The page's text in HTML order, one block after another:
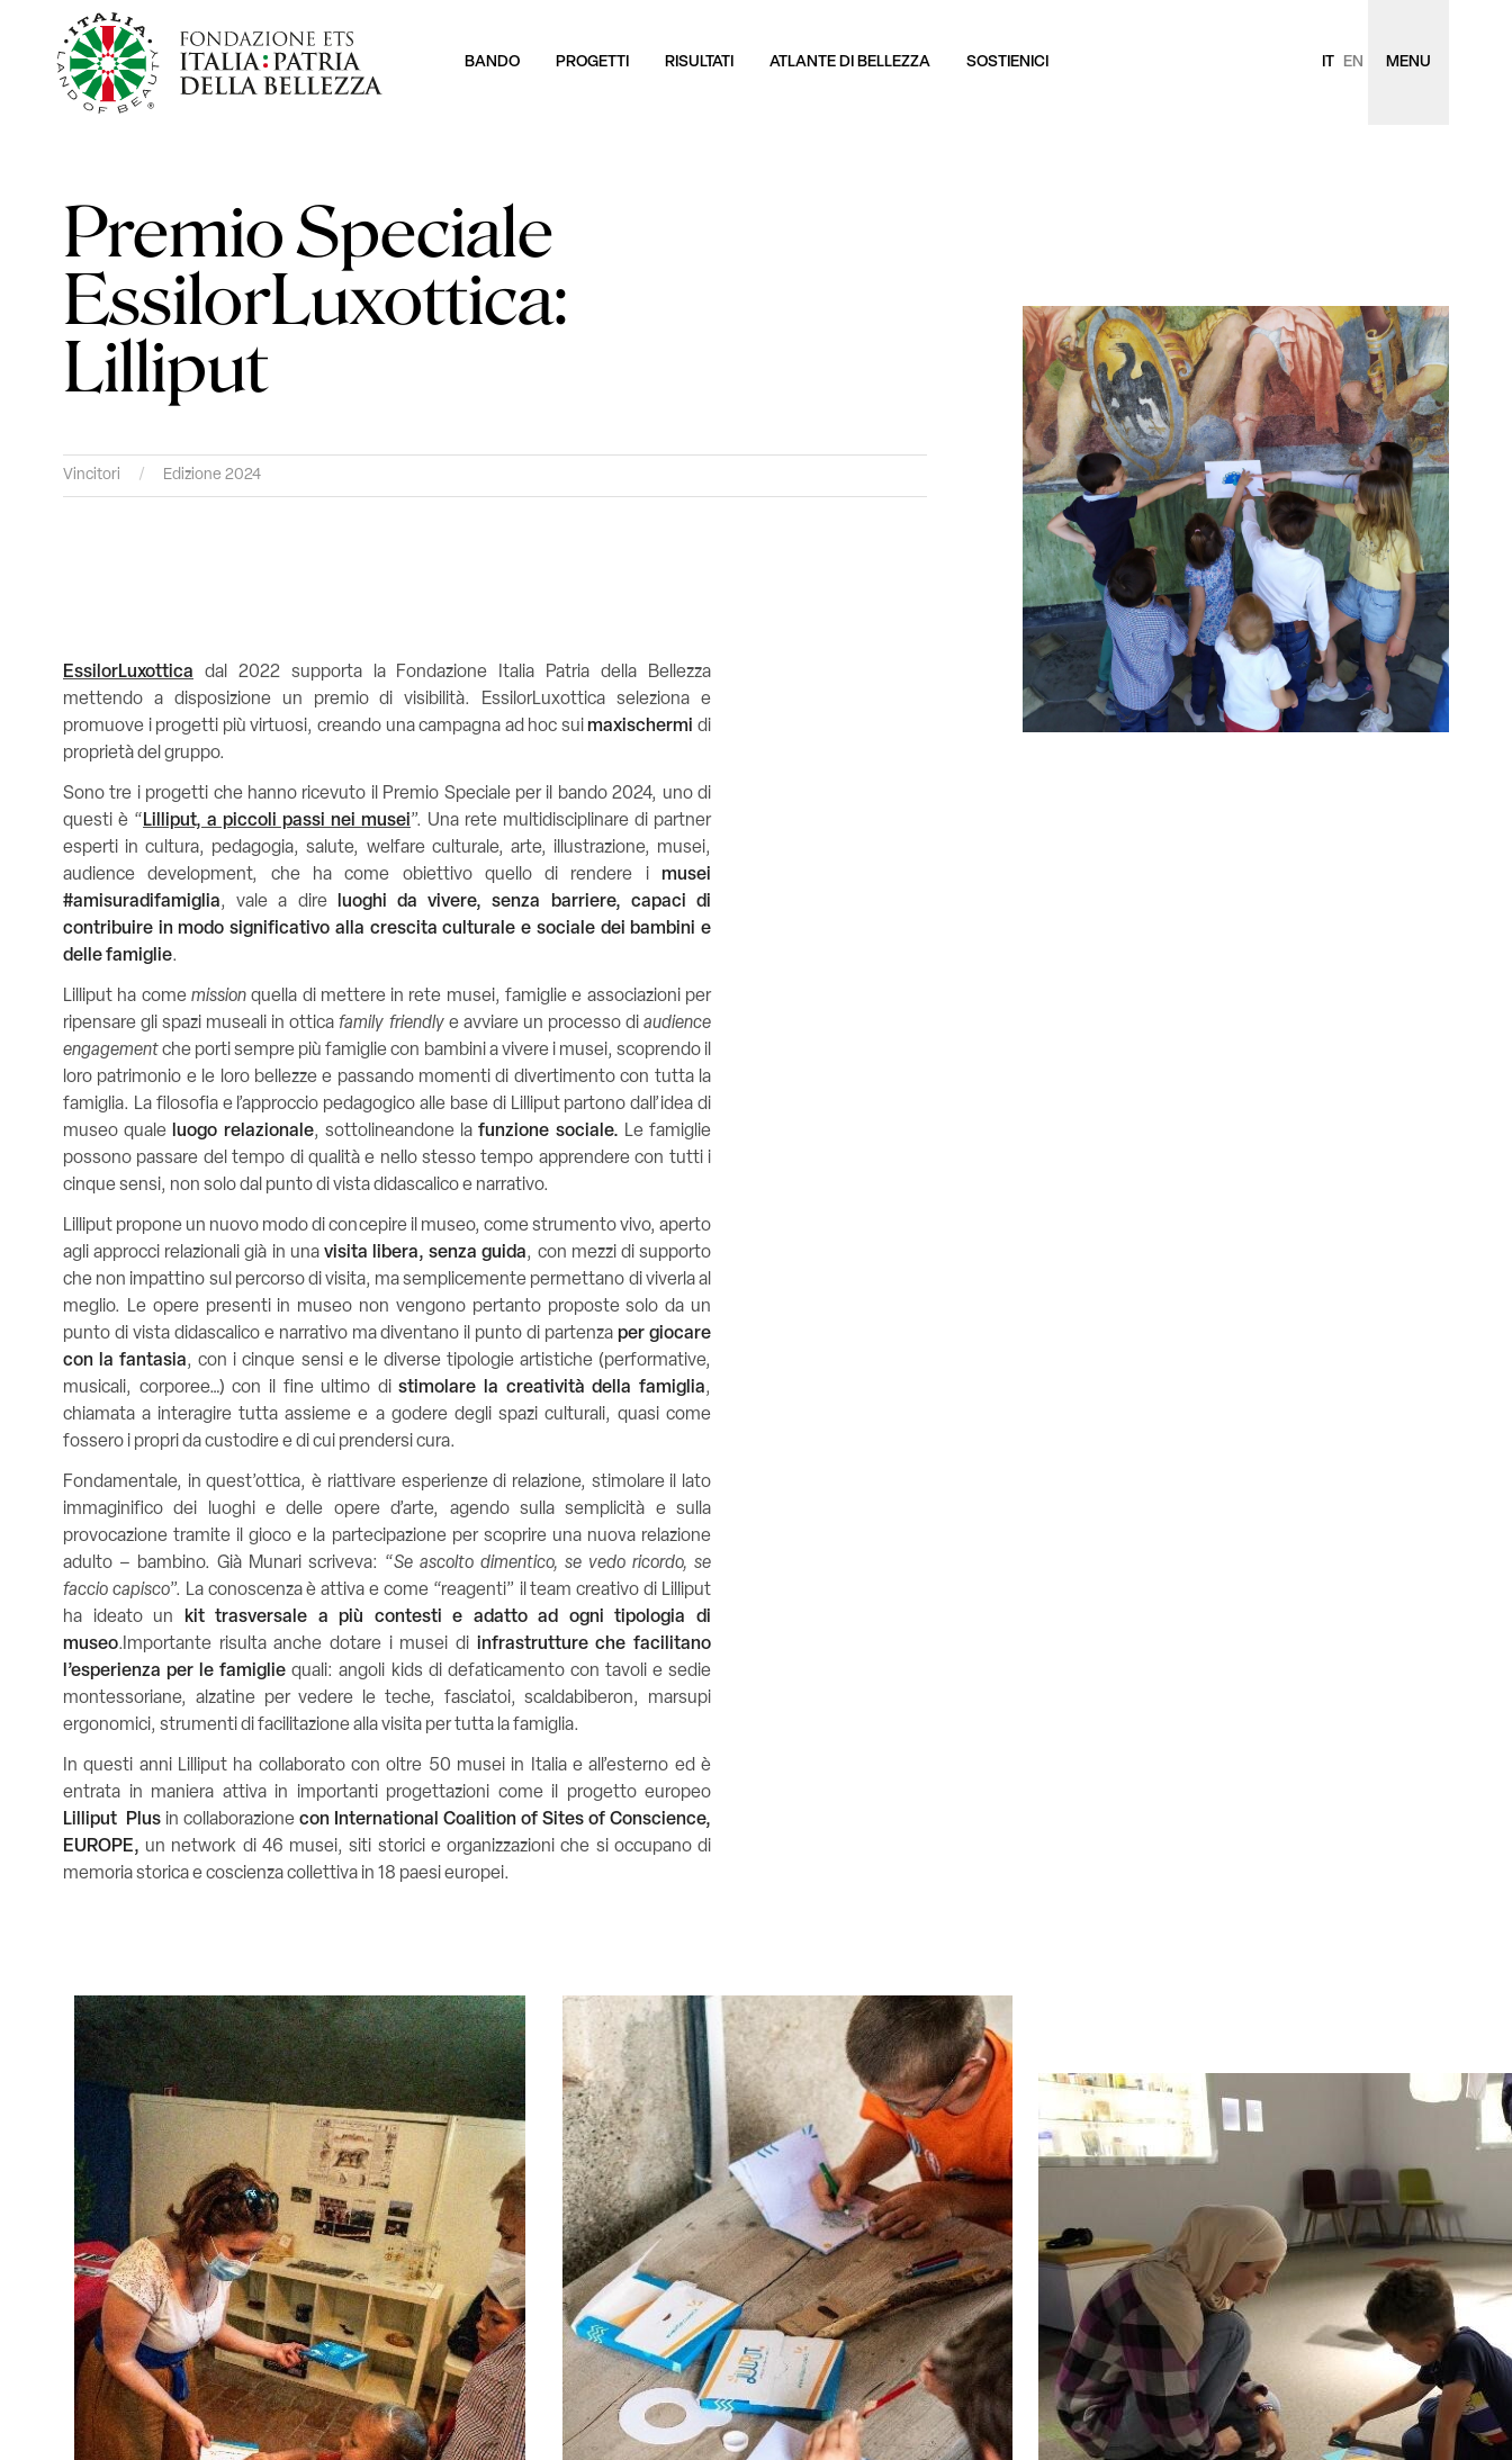
BANDO PROGETTI RISULTATI ATLANTE DI BELLEZZA SOSTIENICI IT EN MENU
Premio Speciale
EssilorLuxottica:
Lilliput
Vincitori / Edizione 2024
EssilorLuxottica dal 2022 supporta la Fondazione Italia Patria della Bellezza
mettendo a disposizione un premio di visibilità. EssilorLuxottica seleziona e
promuove i progetti più virtuosi, creando una campagna ad hoc suimaxischermi di
proprietà del gruppo.
Sono tre i progetti che hanno ricevuto il Premio Speciale per il bando 2024, uno di
questi è “ Lilliput, a piccoli passi nei musei”. Una rete multidisciplinare di partner
esperti in cultura, pedagogia, salute, welfare culturale, arte, illustrazione, musei,
audience development, che ha come obiettivo quello di rendere i musei
#amisuradifamiglia, vale a dire
luoghi da vivere, senza barriere, capaci di
contribuire in modo significativo alla crescita culturale e sociale dei bambini e
delle famiglie.
Lilliput ha come missionquella di mettere in rete musei, famiglie e associazioni per
ripensare gli spazi museali in ottica family friendlye avviare un processo diaudience
engagementche porti sempre più famiglie con bambini a vivere i musei, scoprendo il
loro patrimonio e le loro bellezze e passando momenti di divertimento con tutta la
famiglia. La filosofia e l’approccio pedagogico alle base di Lilliput partono dall’idea di
museo quale luogo relazionale, sottolineandone lafunzione sociale. Le famiglie
possono passare del tempo di qualità e nello stesso tempo apprendere con tutti i
cinque sensi, non solo dal punto di vista didascalico e narrativo.
Lilliput propone un nuovo modo di concepire il museo, come strumento vivo, aperto
agli approcci relazionali già in una visita libera, senza guida, con mezzi di supporto
che non impattino sul percorso di visita, ma semplicemente permettano di viverla al
meglio.
Le opere presenti in museo non vengono pertanto proposte solo da un
punto di vista didascalico e narrativo ma diventano il punto di partenzaper giocare
con la fantasia, con i cinque sensi e le diverse tipologie artistiche (performative,
musicali, corporee…) con il fine ultimo distimolare la creatività della famiglia,
chiamata a interagire tutta assieme e a godere degli spazi culturali, quasi come
fossero i propri da custodire e di cui prendersi cura.
Fondamentale, in quest’ottica, è riattivare esperienze di relazione, stimolare il lato
immaginifico dei luoghi e delle opere d’arte, agendo sulla semplicità e sulla
provocazione tramite il gioco e la partecipazione per scoprire una nuova relazione
adulto – bambino. Già Munari scriveva: “Se ascolto dimentico, se vedo ricordo, se
faccio capisco”. La conoscenza è attiva e come “reagenti” il team creativo di Lilliput
ha ideato un
kit trasversale a più contesti e adatto ad ogni tipologia di
museo. Importante risulta anche dotare i musei di infrastrutture che facilitano
l’esperienza per le famiglie quali: angoli kids di defaticamento con tavoli e sedie
montessoriane, alzatine per vedere le teche, fasciatoi, scaldabiberon, marsupi
ergonomici, strumenti di facilitazione alla visita per tutta la famiglia.
In questi anni Lilliput ha collaborato con oltre 50 musei in Italia e all’esterno ed è
entrata in maniera attiva in importanti progettazioni come il progetto europeo
Lilliput Plus in collaborazione con International Coalition of Sites of Conscience,
EUROPE, un network di 46 musei, siti storici e organizzazioni che si occupano di
memoria storica e coscienza collettiva in 18 paesi europei.